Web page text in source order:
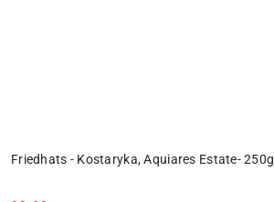
Friedhats - Kostaryka, Aquiares Estate- 250g